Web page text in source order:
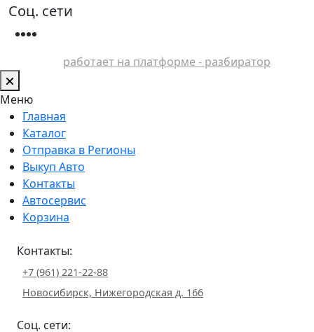
Соц. сети
работает на платформе - разбиратор
Меню
Главная
Каталог
Отправка в Регионы
Выкуп Авто
Контакты
Автосервис
Корзина
Контакты:
+7 (961) 221-22-88
Новосибирск, Нижегородская д. 166
Соц. сети: